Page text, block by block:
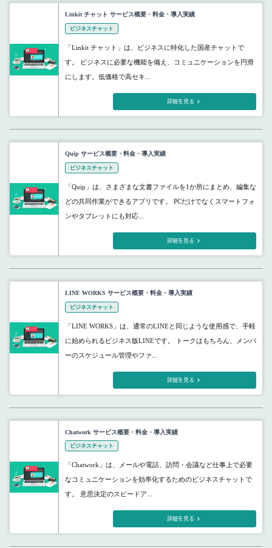
Linkit チャット サービス概要・料金・導入実績
ビジネスチャット
「Linkit チャット」は、ビジネスに特化した国産チャットで
す。 ビジネスに必要な機能を備え、コミュニケーションを円滑
にします。低価格で高セキ...
詳細を見る
Quip サービス概要・料金・導入実績
ビジネスチャット
「Quip」は、さまざまな文書ファイルを1か所にまとめ、編集な
どの共同作業ができるアプリです。 PCだけでなくスマートフォ
ンやタブレットにも対応...
詳細を見る
LINE WORKS サービス概要・料金・導入実績
ビジネスチャット
「LINE WORKS」は、通常のLINEと同じような使用感で、手軽
に始められるビジネス版LINEです。 トークはもちろん、メンバ
ーのスケジュール管理やファ...
詳細を見る
Chatwork サービス概要・料金・導入実績
ビジネスチャット
「Chatwork」は、メールや電話、訪問・会議など仕事上で必要
なコミュニケーションを効率化するためのビジネスチャットで
す。 意思決定のスピードア...
詳細を見る